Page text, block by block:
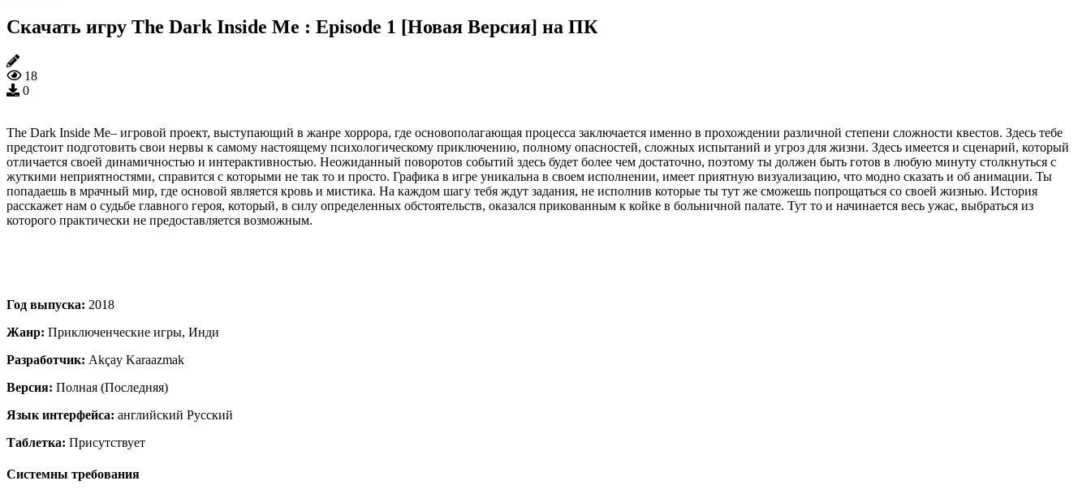
Скачать игру The Dark Inside Me : Episode 1 [Новая Версия] на ПК
18
0
The Dark Inside Me– игровой проект, выступающий в жанре хоррора, где основополагающая процесса заключается именно в прохождении различной степени сложности квестов. Здесь тебе
предстоит подготовить свои нервы к самому настоящему психологическому приключению, полному опасностей, сложных испытаний и угроз для жизни. Здесь имеется и сценарий, который
отличается своей динамичностью и интерактивностью. Неожиданный поворотов событий здесь будет более чем достаточно, поэтому ты должен быть готов в любую минуту столкнуться с
жуткими неприятностями, справится с которыми не так то и просто. Графика в игре уникальна в своем исполнении, имеет приятную визуализацию, что модно сказать и об анимации. Ты
попадаешь в мрачный мир, где основой является кровь и мистика. На каждом шагу тебя ждут задания, не исполнив которые ты тут же сможешь попрощаться со своей жизнью. История
расскажет нам о судьбе главного героя, который, в силу определенных обстоятельств, оказался прикованным к койке в больничной палате. Тут то и начинается весь ужас, выбраться из
которого практически не предоставляется возможным.
Год выпуска: 2018
Жанр: Приключенческие игры, Инди
Разработчик: Akçay Karaazmak
Версия: Полная (Последняя)
Язык интерфейса: английский Русский
Таблетка: Присутствует
Системны требования